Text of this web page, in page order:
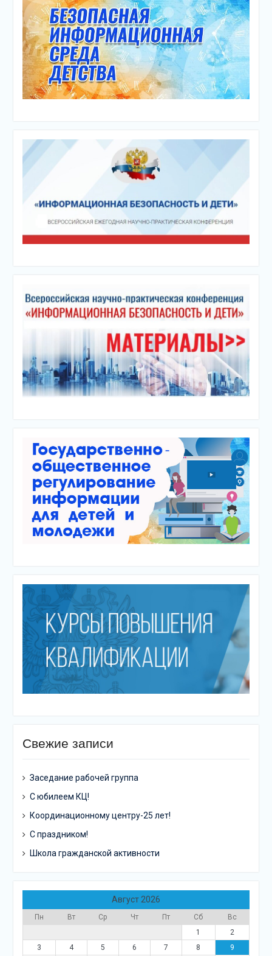
Свежие записи
Заседание рабочей группа
С юбилеем КЦ!
Координационному центру-25 лет!
С праздником!
Школа гражданской активности
Август 2026
Пн Вт Ср Чт Пт Сб
Вс
1
2
3
4 5 6 7 8
9